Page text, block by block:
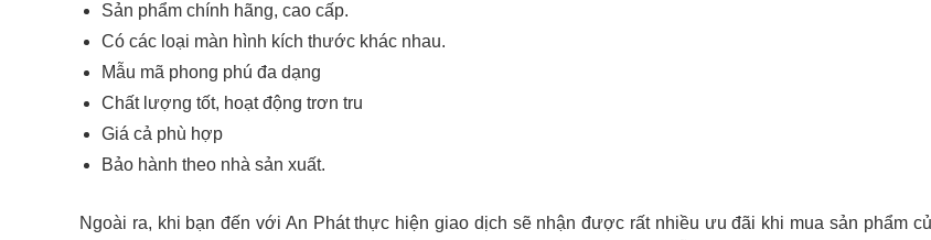
Sản phẩm chính hãng, cao cấp.
Có các loại màn hình kích thước khác nhau.
Mẫu mã phong phú đa dạng
Chất lượng tốt, hoạt động trơn tru
Giá cả phù hợp
Bảo hành theo nhà sản xuất.
Ngoài ra, khi bạn đến với An Phát thực hiện giao dịch sẽ nhận được rất nhiều ưu đãi khi mua sản phẩm